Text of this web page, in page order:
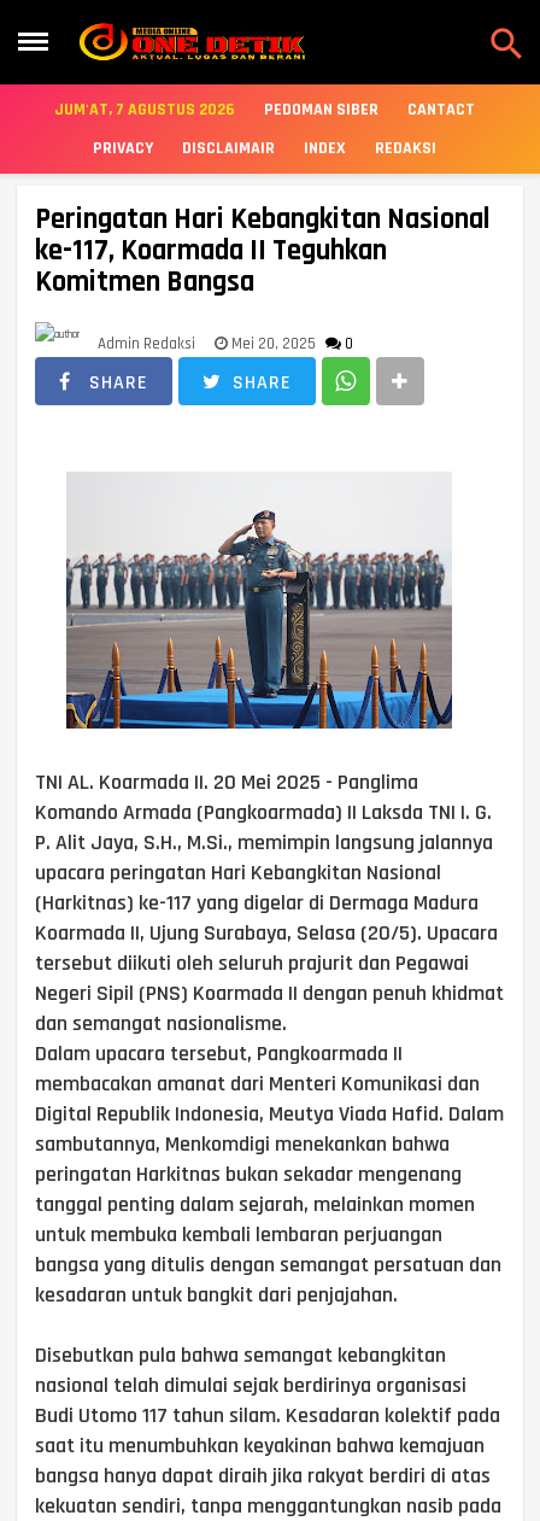

JUM'AT, 7 AGUSTUS 2026 PEDOMAN SIBER
CANTACT
PRIVACY
DISCLAIMAIR INDEX REDAKSI
Peringatan Hari Kebangkitan Nasional
ke-117, Koarmada II Teguhkan
Komitmen Bangsa
Admin Redaksi Mei 20, 2025 0
SHARE SHARE
TNI AL. Koarmada II. 20 Mei 2025 - Panglima
Komando Armada (Pangkoarmada) II Laksda TNI I. G.
P. Alit Jaya, S.H., M.Si., memimpin langsung jalannya
upacara peringatan Hari Kebangkitan Nasional
(Harkitnas) ke-117 yang digelar di Dermaga Madura
Koarmada II, Ujung Surabaya, Selasa (20/5). Upacara
tersebut diikuti oleh seluruh prajurit dan Pegawai
Negeri Sipil (PNS) Koarmada II dengan penuh khidmat
dan semangat nasionalisme.
Dalam upacara tersebut, Pangkoarmada II
membacakan amanat dari Menteri Komunikasi dan
Digital Republik Indonesia, Meutya Viada Hafid. Dalam
sambutannya, Menkomdigi menekankan bahwa
peringatan Harkitnas bukan sekadar mengenang
tanggal penting dalam sejarah, melainkan momen
untuk membuka kembali lembaran perjuangan
bangsa yang ditulis dengan semangat persatuan dan
kesadaran untuk bangkit dari penjajahan.
Disebutkan pula bahwa semangat kebangkitan
nasional telah dimulai sejak berdirinya organisasi
Budi Utomo 117 tahun silam. Kesadaran kolektif pada
saat itu menumbuhkan keyakinan bahwa kemajuan
bangsa hanya dapat diraih jika rakyat berdiri di atas
kekuatan sendiri, tanpa menggantungkan nasib pada